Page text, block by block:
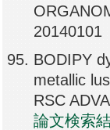
20140101
BODIPY
metallic
RSC
論文検索